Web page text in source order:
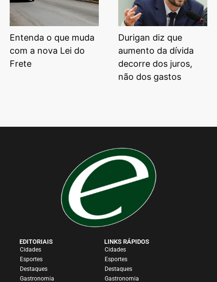
Entenda o que muda
com a nova Lei do
Frete
Durigan diz que
aumento da dívida
decorre dos juros,
não dos gastos
EDITORIAIS
Cidades
Esportes
Destaques
Gastronomia
LINKS RÁPIDOS
Cidades
Esportes
Destaques
Gastronomia